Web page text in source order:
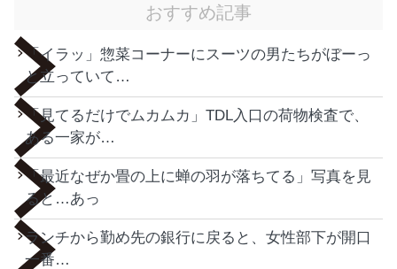
おすすめ記事
「イラッ」惣菜コーナーにスーツの男たちがぼーっ
と立っていて…
「見てるだけでムカムカ」TDL入口の荷物検査で、
ある一家が…
「最近なぜか畳の上に蝉の羽が落ちてる」写真を見
ると…あっ
ランチから勤め先の銀行に戻ると、女性部下が開口
一番…